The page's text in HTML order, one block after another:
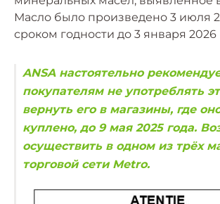
Масло было произведено 3 июля
сроком годности до 3 января 2026
ANSA настоятельно
покупателям не употреблять
вернуть его в магазины, где
куплено, до 9 мая 2025 года.
осуществить в одном из трёх
торговой сети Metro.